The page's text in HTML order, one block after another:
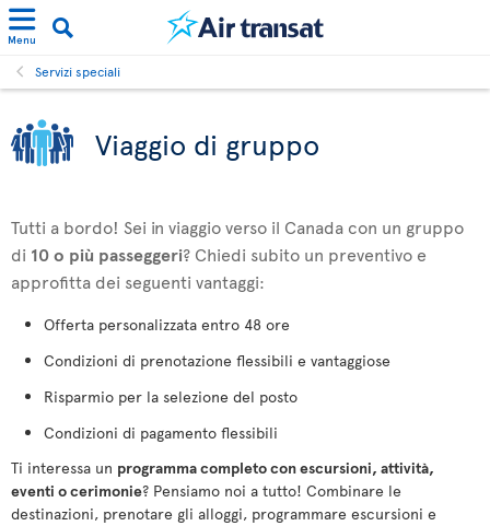
Menu
Servizi speciali
Viaggio di gruppo
Tutti a bordo! Sei in viaggio verso il Canada con un gruppo
di 10 o più passeggeri? Chiedi subito un preventivo e
approfitta dei seguenti vantaggi:
Offerta personalizzata entro 48 ore
Condizioni di prenotazione flessibili e vantaggiose
Risparmio per la selezione del posto
Condizioni di pagamento flessibili
Ti interessa un programma completo con escursioni, attività,
eventi o cerimonie? Pensiamo noi a tutto! Combinare le
destinazioni, prenotare gli alloggi, programmare escursioni e